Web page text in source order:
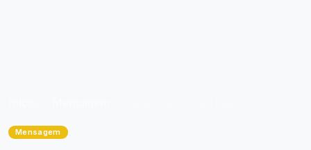
Mensagem